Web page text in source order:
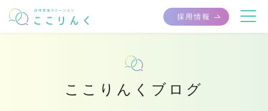
採用情報
ここりんくブログ